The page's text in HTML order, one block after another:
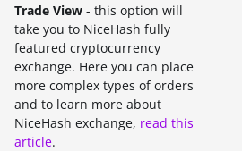
Trade View - this option will
take you to NiceHash fully
featured cryptocurrency
exchange. Here you can place
more complex types of orders
and to learn more about
NiceHash exchange, read this
article.